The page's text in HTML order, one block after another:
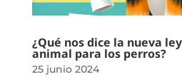
¿Qué nos dice la nueva
animal para los perros?
25 junio 2024